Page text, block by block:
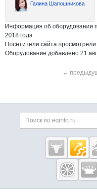
Галина Шапошникова
Информация об оборудовании
2018 года
Посетители сайта
Оборудование добавлено 21
←
Cсылки на
Eqinfo.ru
пищевое
и